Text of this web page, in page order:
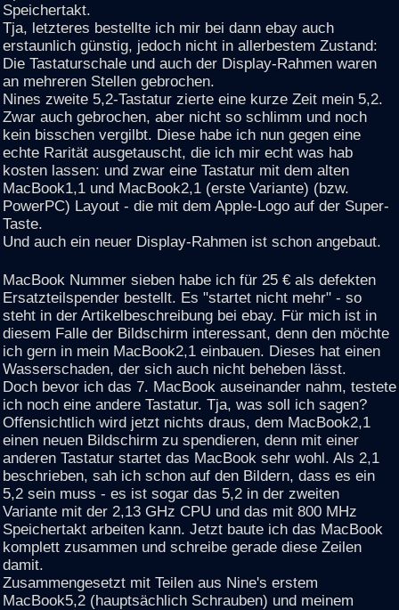
Speichertakt.
Tja, letzteres bestellte ich mir bei dann ebay auch
erstaunlich günstig, jedoch nicht in allerbestem Zustand:
Die Tastaturschale und auch der Display-Rahmen waren
an mehreren Stellen gebrochen.
Nines zweite 5,2-Tastatur zierte eine kurze Zeit mein 5,2.
Zwar auch gebrochen, aber nicht so schlimm und noch
kein bisschen vergilbt. Diese habe ich nun gegen eine
echte Rarität ausgetauscht, die ich mir echt was hab
kosten lassen: und zwar eine Tastatur mit dem alten
MacBook1,1 und MacBook2,1 (erste Variante) (bzw.
PowerPC) Layout - die mit dem Apple-Logo auf der Super-
Taste.
Und auch ein neuer Display-Rahmen ist schon angebaut.
MacBook Nummer sieben habe ich für 25 € als defekten
Ersatzteilspender bestellt. Es "startet nicht mehr" - so
steht in der Artikelbeschreibung bei ebay. Für mich ist in
diesem Falle der Bildschirm interessant, denn den möchte
ich gern in mein MacBook2,1 einbauen. Dieses hat einen
Wasserschaden, der sich auch nicht beheben lässt.
Doch bevor ich das 7. MacBook auseinander nahm, testete
ich noch eine andere Tastatur. Tja, was soll ich sagen?
Offensichtlich wird jetzt nichts draus, dem MacBook2,1
einen neuen Bildschirm zu spendieren, denn mit einer
anderen Tastatur startet das MacBook sehr wohl. Als 2,1
beschrieben, sah ich schon auf den Bildern, dass es ein
5,2 sein muss - es ist sogar das 5,2 in der zweiten
Variante mit der 2,13 GHz CPU und das mit 800 MHz
Speichertakt arbeiten kann. Jetzt baute ich das MacBook
komplett zusammen und schreibe gerade diese Zeilen
damit.
Zusammengesetzt mit Teilen aus Nine's erstem
MacBook5,2 (hauptsächlich Schrauben) und meinem